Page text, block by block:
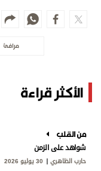
مرافئ
الأكثر قراءة
من القلب
شواهد على الزمن
حارب الظاهري 30 يوليو 2026